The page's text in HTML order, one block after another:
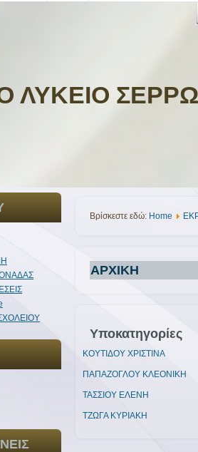
ΛΥΚΕΙΟ
Βρίσκεστε εδώ: Home
ΑΡΧΙΚΗ
Υποκατηγορίες
ΚΟΥΤΙΔΟΥ ΧΡΙΣΤΙΝΑ
ΠΑΠΑΖΟΓΛΟΥ ΚΛΕΟΝΙΚΗ
ΤΑΣΣΙΟΥ ΕΛΕΝΗ
ΤΖΩΓΑ ΚΥΡΙΑΚΗ